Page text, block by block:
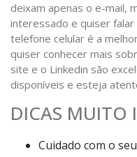
deixam apenas o e-mail,
interessado e quiser
telefone celular é a
quiser conhecer mais
site e o Linkedin são
disponíveis e esteja
DICAS MUITO
Cuidado com o